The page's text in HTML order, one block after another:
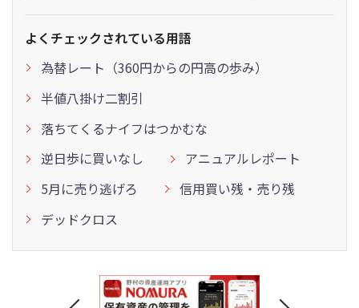
よくチェックされている用語
為替レート（360円からの円高の歩み）
半値八掛け二割引
落ちてくるナイフはつかむな
逆日歩に買いなし
アニュアルレポート
5月に売り逃げろ
信用買い残・売り残
デッドクロス